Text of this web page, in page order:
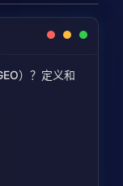
）？定义和